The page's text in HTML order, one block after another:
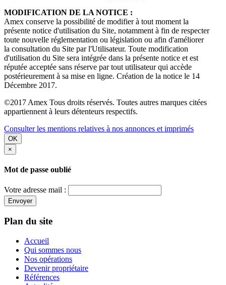
MODIFICATION DE LA NOTICE :
Amex conserve la possibilité de modifier à tout moment la
présente notice d'utilisation du Site, notamment à fin de respecter
toute nouvelle réglementation ou législation ou afin d'améliorer
la consultation du Site par l'Utilisateur. Toute modification
d'utilisation du Site sera intégrée dans la présente notice et est
réputée acceptée sans réserve par tout utilisateur qui accède
postérieurement à sa mise en ligne. Création de la notice le 14
Décembre 2017.
©2017 Amex Tous droits réservés. Toutes autres marques citées
appartiennent à leurs détenteurs respectifs.
Consulter les mentions relatives à nos annonces et imprimés
OK
×
Mot de passe oublié
Votre adresse mail :
Envoyer
Plan du site
Accueil
Qui sommes nous
Nos opérations
Devenir propriétaire
Références